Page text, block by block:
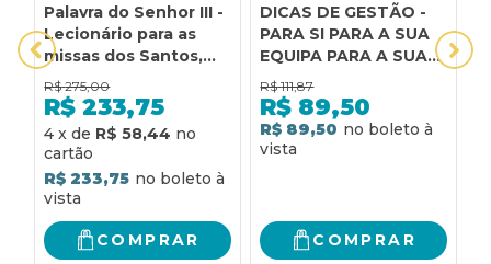
Palavra do Senhor III -
Lecionário para as
missas dos Santos,
dos comuns, para
diversas
necessidades e
votivas: lecionário
para as missas dos
santos, dos comuns,
para diversas
necessidades e
votivas
R$ 275,00
R$ 233,75
4 x de R$ 58,44
R$ 233,75
COMPRAR
DICAS DE GESTÃO -
PARA SI PARA A SUA
EQUIPA PARA A SUA
EMPRESA
R$ 111,87
R$ 89,50
R$ 89,50
COMPRAR